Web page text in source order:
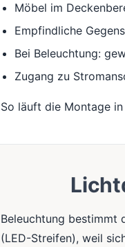
Möbel im
Empfindliche
Bei Beleuchtung:
Zugang zu
So läuft die Montage
Beleuchtung bestimmt
(LED-Streifen), weil